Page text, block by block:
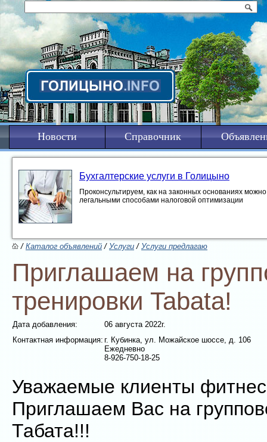
Новости Справочник
Бухгалтерские услуги в Голицыно
Проконсультируем, как на законных основаниях
легальными способами налоговой оптимизации
/Каталог объявлений/Услуги /Услуги предлагаю
Приглашаем на
тренировки Tabata!
Дата добавления:
06 августа 2022г.
Контактная информация:г. Кубинка, ул. Можайское шоссе, д. 106
Ежедневно
8-926-750-18-25
Уважаемые клиенты
Приглашаем Вас на
Табата!!!